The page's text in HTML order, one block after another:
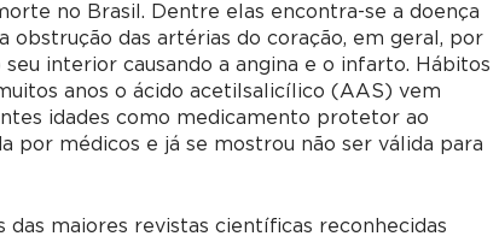
no Brasil. Dentre elas encontra-se a doença
obstrução das artérias do coração, em geral, por
interior causando a angina e o infarto. Hábitos
anos o ácido acetilsalicílico (AAS) vem
idades como medicamento protetor ao
por médicos e já se mostrou não ser válida para
maiores revistas científicas reconhecidas